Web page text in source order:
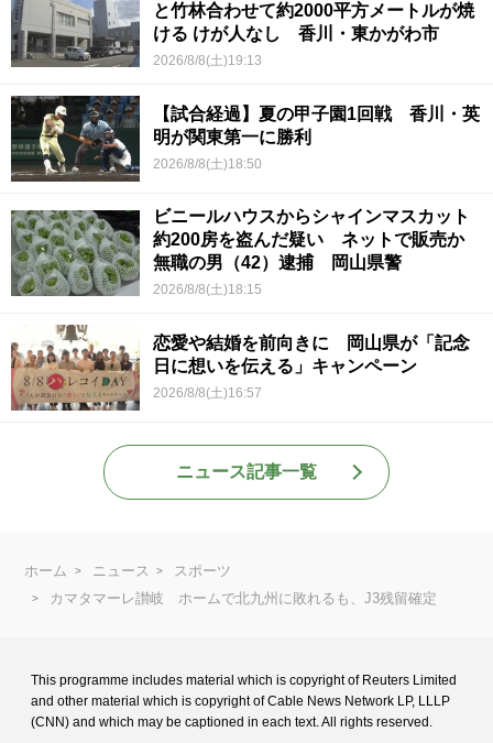
と竹林合わせて約2000平方メートルが焼
ける けが人なし 香川・東かがわ市
2026/8/8(土)19:13
【試合経過】夏の甲子園1回戦 香川・英
明が関東第一に勝利
2026/8/8(土)18:50
ビニールハウスからシャインマスカット
約200房を盗んだ疑い ネットで販売か
無職の男（42）逮捕 岡山県警
2026/8/8(土)18:15
恋愛や結婚を前向きに 岡山県が「記念
日に想いを伝える」キャンペーン
2026/8/8(土)16:57
ニュース記事一覧
ホーム ニュース
スポーツ
カマタマーレ讃岐 ホームで北九州に敗れるも、J3残留確定
This programme includes material which is copyright of Reuters Limited
and other material which is copyright of Cable News Network LP, LLLP
(CNN) and which may be captioned in each text. All rights reserved.